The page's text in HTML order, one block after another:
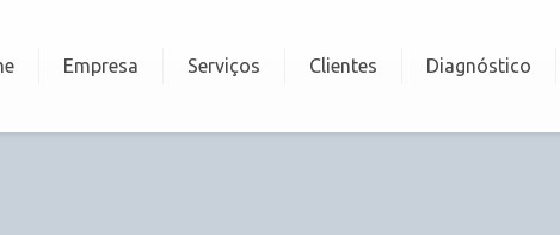
Empresa Serviços Clientes Diagnóstico